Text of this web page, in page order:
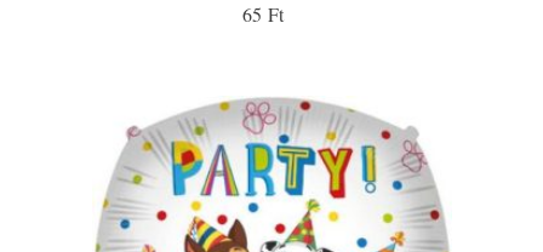
65 Ft